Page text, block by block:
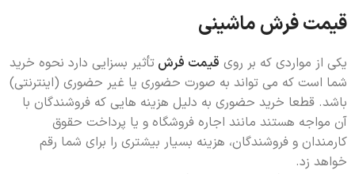
قیمت فرش ماشینی
یکی از مواردی که بر روی قیمت فرش تأثیر بسزایی دارد نحوه خرید
شما است که می تواند به صورت حضوری یا غیر حضوری (اینترنتی)
باشد. قطعا خرید حضوری به دلیل هزینه هایی که فروشندگان با
آن مواجه هستند مانند اجاره فروشگاه و یا پرداخت حقوق
کارمندان و فروشندگان، هزینه بسیار بیشتری را برای شما رقم
خواهد زد.